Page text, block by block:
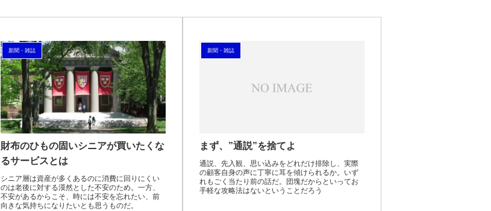
新聞・雑誌
財布のひもの固いシニアが買いたくな
るサービスとは
シニア層は資産が多くあるのに消費に回りにくい
のは老後に対する漠然とした不安のため。一方、
不安があるからこそ、時には不安を忘れたい、前
向きな気持ちになりたいとも思うものだ。
新聞・雑誌
まず、”通説”を捨てよ
通説、先入観、思い込みをどれだけ排除し、実際
の顧客自身の声に丁寧に耳を傾けられるか。いず
れもごく当たり前の話だ。団塊だからといってお
手軽な攻略法はないということだろう